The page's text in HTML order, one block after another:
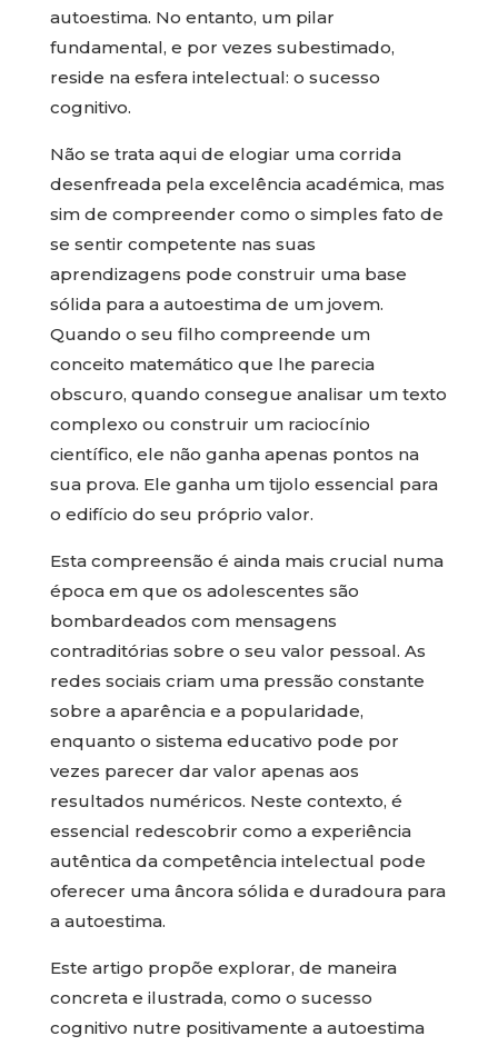
autoestima. No entanto, um pilar
fundamental, e por vezes subestimado,
reside na esfera intelectual: o sucesso
cognitivo.
Não se trata aqui de elogiar uma corrida
desenfreada pela excelência académica, mas
sim de compreender como o simples fato de
se sentir competente nas suas
aprendizagens pode construir uma base
sólida para a autoestima de um jovem.
Quando o seu filho compreende um
conceito matemático que lhe parecia
obscuro, quando consegue analisar um texto
complexo ou construir um raciocínio
científico, ele não ganha apenas pontos na
sua prova. Ele ganha um tijolo essencial para
o edifício do seu próprio valor.
Esta compreensão é ainda mais crucial numa
época em que os adolescentes são
bombardeados com mensagens
contraditórias sobre o seu valor pessoal. As
redes sociais criam uma pressão constante
sobre a aparência e a popularidade,
enquanto o sistema educativo pode por
vezes parecer dar valor apenas aos
resultados numéricos. Neste contexto, é
essencial redescobrir como a experiência
autêntica da competência intelectual pode
oferecer uma âncora sólida e duradoura para
a autoestima.
Este artigo propõe explorar, de maneira
concreta e ilustrada, como o sucesso
cognitivo nutre positivamente a autoestima